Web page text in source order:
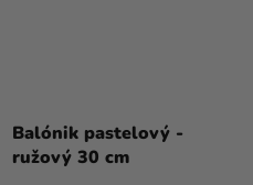
Balónik pastelový -
ružový 30 cm